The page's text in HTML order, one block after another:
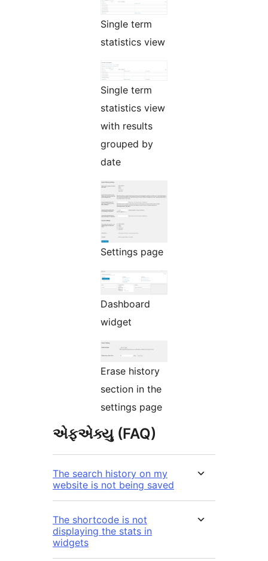
Single term
statistics view
Single term
statistics view
with results
grouped by
date
Settings page
Dashboard
widget
Erase history
section in the
settings page
એફએક્યુ (FAQ)
The search history on my
website is not being saved
The shortcode is not
displaying the stats in
widgets